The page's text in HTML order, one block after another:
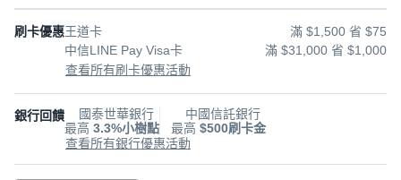
刷卡優惠王道卡
滿 $1,500 省 $75
中信LINE Pay Visa卡
滿 $31,000 省 $1,000
查看所有刷卡優惠活動
銀行回饋
國泰世華銀行
最高 3.3%小樹點
中國信託銀行
最高 $500刷卡金
查看所有銀行優惠活動